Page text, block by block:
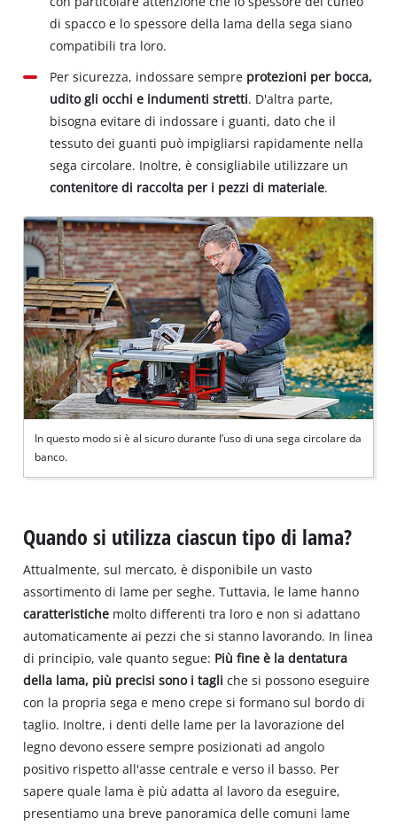
di spacco e lo spessore della lama della sega siano
compatibili tra loro.
Per sicurezza, indossare sempre protezioni per bocca,
udito gli occhi e indumenti stretti. D'altra parte,
bisogna evitare di indossare i guanti, dato che il
tessuto dei guanti può impigliarsi rapidamente nella
sega circolare. Inoltre, è consigliabile utilizzare un
contenitore di raccolta per i pezzi di materiale.
In questo modo si è al sicuro durante l’uso di una sega circolare da
banco.
Quando si utilizza ciascun tipo di lama?
Attualmente, sul mercato, è disponibile un vasto
assortimento di lame per seghe. Tuttavia, le lame hanno
caratteristiche molto differenti tra loro e non si adattano
automaticamente ai pezzi che si stanno lavorando. In linea
di principio, vale quanto segue: Più fine è la dentatura
della lama, più precisi sono i tagli che si possono eseguire
con la propria sega e meno crepe si formano sul bordo di
taglio. Inoltre, i denti delle lame per la lavorazione del
legno devono essere sempre posizionati ad angolo
positivo rispetto all'asse centrale e verso il basso. Per
sapere quale lama è più adatta al lavoro da eseguire,
presentiamo una breve panoramica delle comuni lame